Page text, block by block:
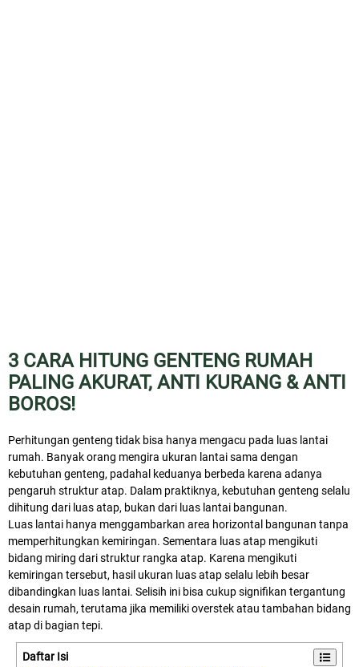
3 CARA HITUNG GENTENG RUMAH
PALING AKURAT, ANTI KURANG & ANTI
BOROS!
Perhitungan genteng tidak bisa hanya mengacu pada luas lantai
rumah. Banyak orang mengira ukuran lantai sama dengan
kebutuhan genteng, padahal keduanya berbeda karena adanya
pengaruh struktur atap. Dalam praktiknya, kebutuhan genteng selalu
dihitung dari luas atap, bukan dari luas lantai bangunan.
Luas lantai hanya menggambarkan area horizontal bangunan tanpa
memperhitungkan kemiringan. Sementara luas atap mengikuti
bidang miring dari struktur rangka atap. Karena mengikuti
kemiringan tersebut, hasil ukuran luas atap selalu lebih besar
dibandingkan luas lantai. Selisih ini bisa cukup signifikan tergantung
desain rumah, terutama jika memiliki overstek atau tambahan bidang
atap di bagian tepi.
Daftar Isi